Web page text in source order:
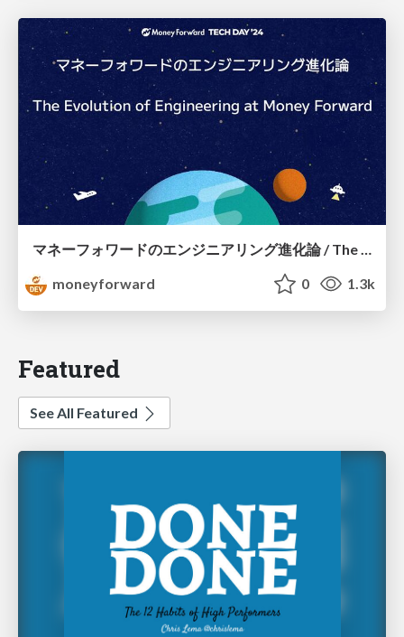
マネーフォワードのエンジニアリング進化論 / The Evolution of Engineering at Money Forward
moneyforward
0 1.3k
Featured
See All Featured